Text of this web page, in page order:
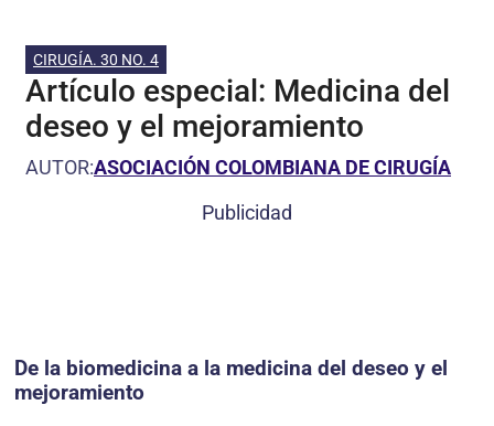
CIRUGÍA. 30 NO. 4
Artículo especial: Medicina del
deseo y el mejoramiento
AUTOR:ASOCIACIÓN COLOMBIANA DE CIRUGÍA
Publicidad
De la biomedicina a la medicina del deseo y el
mejoramiento